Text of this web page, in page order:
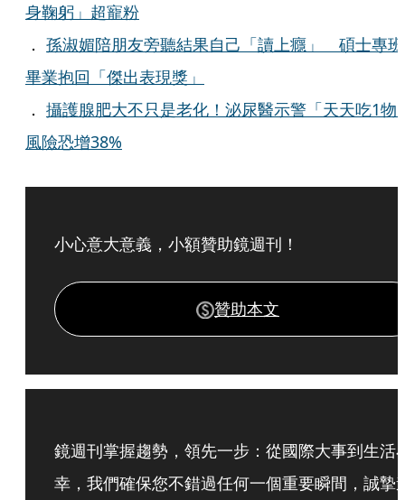
身鞠躬」超寵粉
． 孫淑媚陪朋友旁聽結果自己「讀上癮」 碩士專班
畢業抱回「傑出表現獎」
． 攝護腺肥大不只是老化！泌尿醫示警「天天吃1物
風險恐增38%
小心意大意義，小額贊助鏡週刊！
贊助本文
鏡週刊掌握趨勢，領先一步：從國際大事到生活
幸，我們確保您不錯過任何一個重要瞬間，誠摯